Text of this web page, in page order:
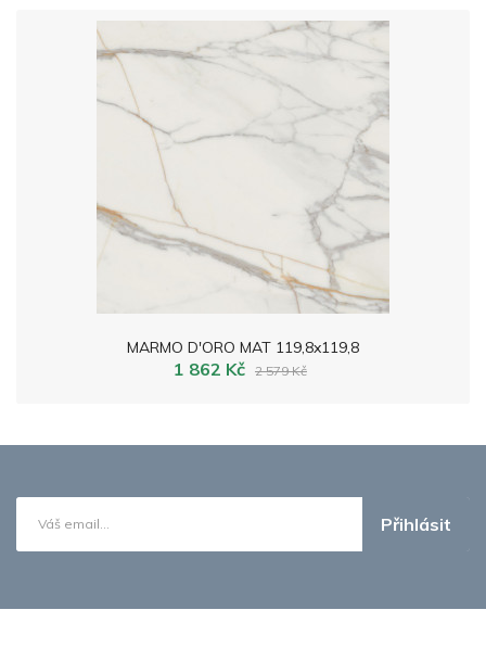
MARMO D'ORO MAT 119,8x119,8
1 862 Kč 2 579 Kč
Přihlásit